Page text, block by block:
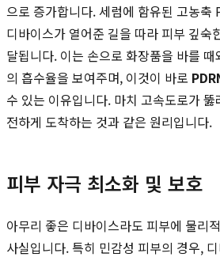
으로 증가합니다. 세럼에 함유된 고농축
디바이스가 열어준 길을 따라 피부 깊숙
달됩니다. 이는 손으로 화장품을 바를
의 흡수율을 보여주며, 이것이 바로
수 있는 이유입니다. 마치 고속도로가
전하게 도착하는 것과 같은 원리입니다.
피부 자극 최소화 및 보호
아무리 좋은 디바이스라도 피부에 물리
사실입니다. 특히 민감성 피부의 경우,